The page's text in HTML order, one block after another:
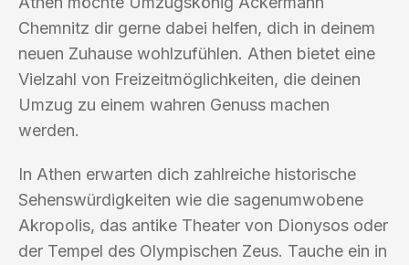
Chemnitz dir gerne dabei helfen, dich in deinem
neuen Zuhause wohlzufühlen. Athen bietet eine
Vielzahl von Freizeitmöglichkeiten, die deinen
Umzug zu einem wahren Genuss machen
werden.
In Athen erwarten dich zahlreiche historische
Sehenswürdigkeiten wie die sagenumwobene
Akropolis, das antike Theater von Dionysos oder
der Tempel des Olympischen Zeus. Tauche ein in